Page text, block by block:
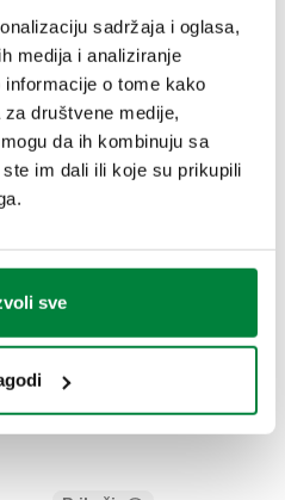
sadržaja i oglasa,
medija i analiziranje
o tome kako
društvene medije,
da ih kombinuju sa
im dali ili koje su prikupili
sve
1) 23 p. 1,5
krajnji
odvod
1,27
Prikaži Kopiraj
verzija, centralni